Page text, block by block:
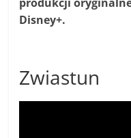
Disney+.
Zwiastun